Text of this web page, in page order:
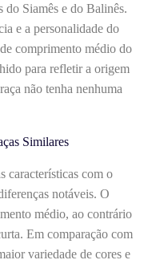
do Siamês e do Balinês.
e a personalidade do
comprimento médio do
para refletir a origem
não tenha nenhuma
Similares
características com o
notáveis. O
médio, ao contrário
Em comparação com
variedade de cores e